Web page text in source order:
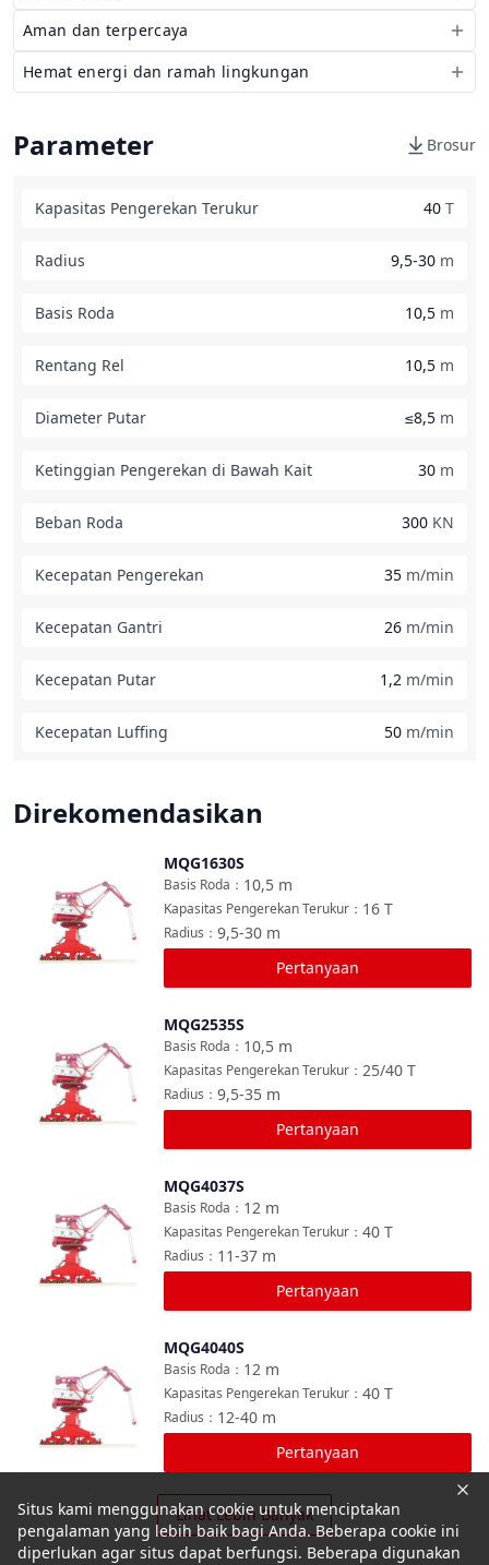
Aman dan terpercaya
Hemat energi dan ramah lingkungan
Parameter Brosur
Kapasitas Pengerekan Terukur 40 T
Radius 9,5-30 m
Basis Roda 10,5 m
Rentang Rel 10,5 m
Diameter Putar ≤8,5 m
Ketinggian Pengerekan di Bawah Kait 30 m
Beban Roda 300 KN
Kecepatan Pengerekan 35 m/min
Kecepatan Gantri 26 m/min
Kecepatan Putar 1,2 m/min
Kecepatan Luffing 50 m/min
Direkomendasikan
MQG1630S
10,5 m
Basis Roda ：
16 T
Kapasitas Pengerekan Terukur ：
9,5-30 m
Radius ：
Pertanyaan
MQG2535S
10,5 m
Basis Roda ：
25/40 T
Kapasitas Pengerekan Terukur ：
9,5-35 m
Radius ：
Pertanyaan
MQG4037S
12 m
Basis Roda ：
40 T
Kapasitas Pengerekan Terukur ：
11-37 m
Radius ：
Pertanyaan
MQG4040S
12 m
Basis Roda ：
40 T
Kapasitas Pengerekan Terukur ：
12-40 m
Radius ：
Pertanyaan
Lihat Lebih Banyak
Situs kami menggunakan cookie untuk menciptakan
pengalaman yang lebih baik bagi Anda. Beberapa cookie ini
diperlukan agar situs dapat berfungsi. Beberapa digunakan